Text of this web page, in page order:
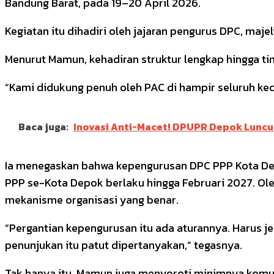
Kegiatan itu dihadiri oleh jajaran pengurus DPC,
Menurut Mamun, kehadiran struktur lengkap hingga
“Kami didukung penuh oleh PAC di hampir seluruh
Baca juga: Inovasi Anti-Macet! DPUPR Depok
Ia menegaskan bahwa kepengurusan DPC PPP Kota
PPP se-Kota Depok berlaku hingga Februari 2027.
mekanisme organisasi yang benar.
“Pergantian kepengurusan itu ada aturannya. Harus
penunjukan itu patut dipertanyakan,” tegasnya.